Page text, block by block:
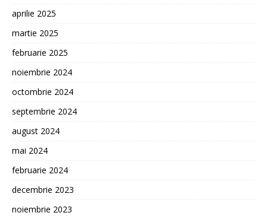
aprilie 2025
martie 2025
februarie 2025
noiembrie 2024
octombrie 2024
septembrie 2024
august 2024
mai 2024
februarie 2024
decembrie 2023
noiembrie 2023